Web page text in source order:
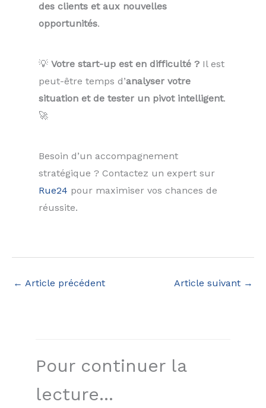
des clients et aux nouvelles
opportunités.
💡 Votre start-up est en difficulté ? Il est
peut-être temps d’analyser votre
situation et de tester un pivot intelligent.
🚀
Besoin d’un accompagnement
stratégique ? Contactez un expert sur
Rue24 pour maximiser vos chances de
réussite.
← Article précédent Article suivant →
Pour continuer la
lecture...